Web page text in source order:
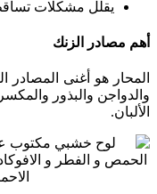
يقلل مشكلات
أهم مصادر الزنك
المحار هو أغنى المصادر
والدواجن والبذور
الألبان.